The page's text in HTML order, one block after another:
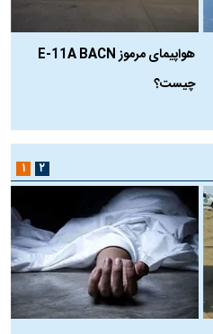
هواپیمای مرموز E-11A BACN
چیست؟
۱ ۲